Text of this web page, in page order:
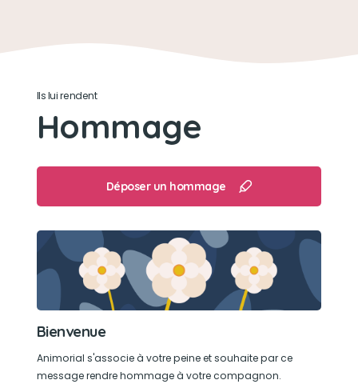
Ils lui rendent
Hommage
Déposer un hommage
Bienvenue
Animorial s'associe à votre peine et souhaite par ce
message rendre hommage à votre compagnon.